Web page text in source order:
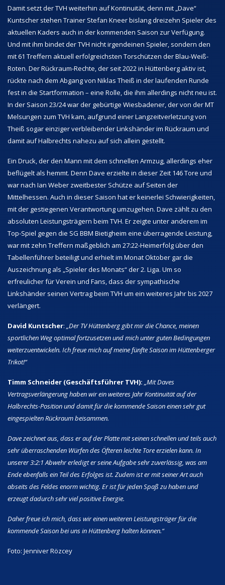
Damit setzt der TVH weiterhin auf Kontinuität, denn mit „Dave“
Kuntscher stehen Trainer Stefan Kneer bislang dreizehn Spieler des
aktuellen Kaders auch in der kommenden Saison zur Verfügung.
Und mit ihm bindet der TVH nicht irgendeinen Spieler, sondern den
mit 61 Treffern aktuell erfolgreichsten Torschützen der Blau-Weiß-
Roten. Der Rückraum-Rechte, der seit 2022 in Hüttenberg aktiv ist,
rückte nach dem Abgang von Niklas Theiß in der laufenden Runde
fest in die Startformation – eine Rolle, die ihm allerdings nicht neu ist.
In der Saison 23/24 war der gebürtige Wiesbadener, der von der MT
Melsungen zum TVH kam, aufgrund einer Langzeitverletzung von
Theiß sogar einziger verbleibender Linkshänder im Rückraum und
damit auf Halbrechts nahezu auf sich allein gestellt.
Ein Druck, der den Mann mit dem schnellen Armzug, allerdings eher
beflügelt als hemmt. Denn Dave erzielte in dieser Zeit 146 Tore und
war nach Ian Weber zweitbester Schütze auf Seiten der
Mittelhessen. Auch in dieser Saison hat er keinerlei Schwierigkeiten,
mit der gestiegenen Verantwortung umzugehen. Dave zählt zu den
absoluten Leistungsträgern beim TVH. Er zeigte unter anderem im
Top-Spiel gegen die SG BBM Bietigheim eine überragende Leistung,
war mit zehn Treffern maßgeblich am 27:22-Heimerfolg über den
Tabellenführer beteiligt und erhielt im Monat Oktober gar die
Auszeichnung als „Spieler des Monats“ der 2. Liga. Um so
erfreulicher für Verein und Fans, dass der sympathische
Linkshänder seinen Vertrag beim TVH um ein weiteres Jahr bis 2027
verlängert.
David Kuntscher: „Der TV Hüttenberg gibt mir die Chance, meinen
sportlichen Weg optimal fortzusetzen und mich unter guten Bedingungen
weiterzuentwickeln. Ich freue mich auf meine fünfte Saison im Hüttenberger
Trikot!“
Timm Schneider (Geschäftsführer TVH): „Mit Daves
Vertragsverlängerung haben wir ein weiteres Jahr Kontinuität auf der
Halbrechts-Position und damit für die kommende Saison einen sehr gut
eingespielten Rückraum beisammen.
Dave zeichnet aus, dass er auf der Platte mit seinen schnellen und teils auch
sehr überraschenden Würfen des Öfteren leichte Tore erzielen kann. In
unserer 3:2:1 Abwehr erledigt er seine Aufgabe sehr zuverlässig, was am
Ende ebenfalls ein Teil des Erfolges ist. Zudem ist er mit seiner Art auch
abseits des Feldes enorm wichtig. Er ist für jeden Spaß zu haben und
erzeugt dadurch sehr viel positive Energie.
Daher freue ich mich, dass wir einen weiteren Leistungsträger für die
kommende Saison bei uns in Hüttenberg halten können.“
Foto: Jenniver Rözcey